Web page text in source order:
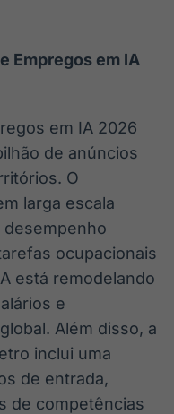
Empregos em IA
em IA 2026
de anúncios
O
larga escala
ocupacionais
está remodelando
e
Além disso, a
inclui uma
de entrada,
de competências